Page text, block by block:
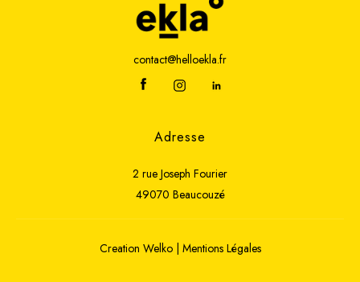
Adresse
2 rue Joseph Fourier
49070 Beaucouzé
contact@helloekla.fr
Creation Welko| Mentions Légales